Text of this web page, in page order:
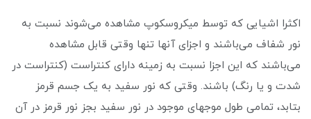
اکثرا اشیایی که توسط میکروسکوپ مشاهده می‌شوند نسبت به
نور شفاف می‌باشند و اجزای آنها تنها وقتی قابل مشاهده
می‌باشند که این اجزا نسبت به زمینه دارای کنتراست (کنتراست در
شدت و یا رنگ) باشند. وقتی که نور سفید به یک جسم قرمز
بتابد، تمامی طول موجهای موجود در نور سفید بجز نور قرمز در آن